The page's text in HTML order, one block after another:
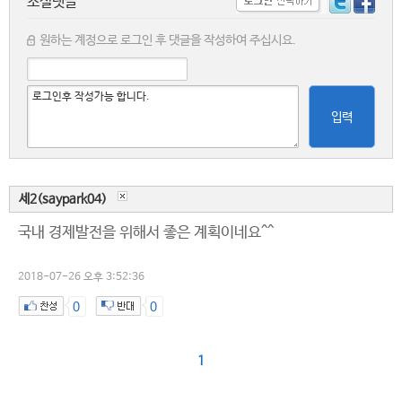
원하는 계정으로 로그인 후 댓글을 작성하여 주십시요.
입력
세2(saypark04)
국내 경제발전을 위해서 좋은 계획이네요^^
2018-07-26 오후 3:52:36
0 0
1